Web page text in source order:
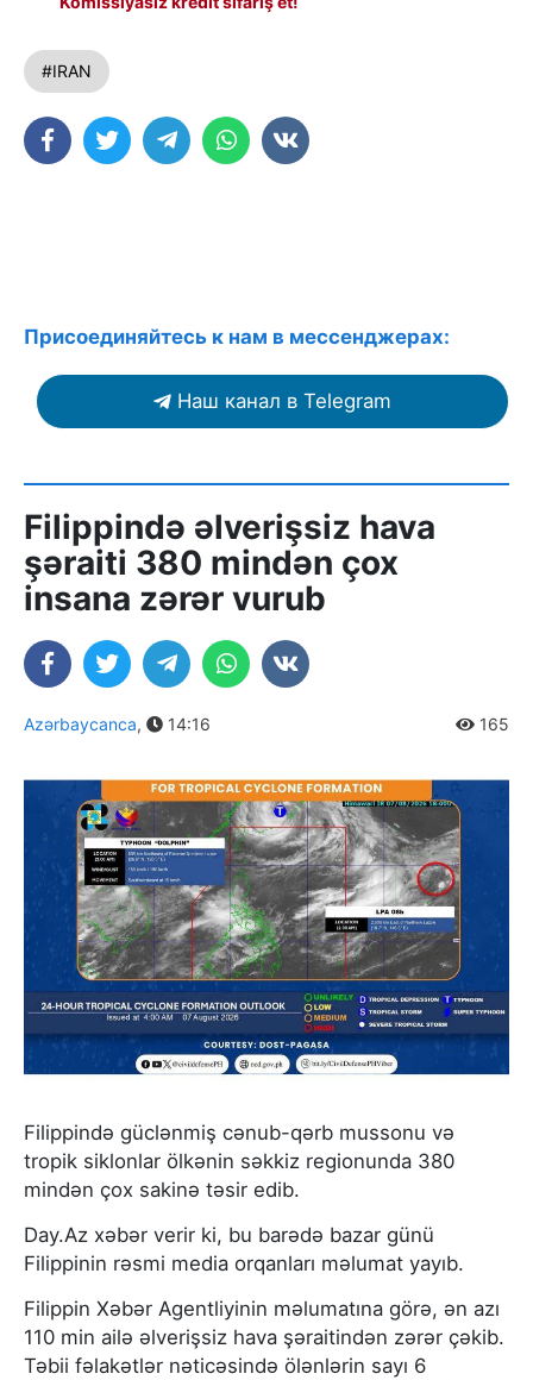
#IRAN
Присоединяйтесь к нам в мессенджерах:
Наш канал в Telegram
Filippində əlverişsiz hava
şəraiti 380 mindən çox
insana zərər vurub
Azərbaycanca, 14:16 165
Filippində güclənmiş cənub-qərb mussonu və
tropik siklonlar ölkənin səkkiz regionunda 380
mindən çox sakinə təsir edib.
Day.Az xəbər verir ki, bu barədə bazar günü
Filippinin rəsmi media orqanları məlumat yayıb.
Filippin Xəbər Agentliyinin məlumatına görə, ən azı
110 min ailə əlverişsiz hava şəraitindən zərər çəkib.
Təbii fəlakətlər nəticəsində ölənlərin sayı 6